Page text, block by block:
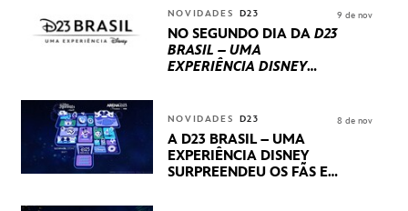
INTERNACIONAIS E
PRODUÇÕES BRASILEIRAS
NOVIDADES D23
NO SEGUNDO DIA DA D23
BRASIL – UMA
EXPERIÊNCIA DISNEY
STUDIOS REVELARAM
PRÉVIAS E NOVIDADES
DOS SEUS PRÓXIMOS
LANÇAMENTOS
9 de nov
NOVIDADES D23
A D23 BRASIL – UMA
EXPERIÊNCIA DISNEY
SURPREENDEU OS FÃS EM
8 de nov